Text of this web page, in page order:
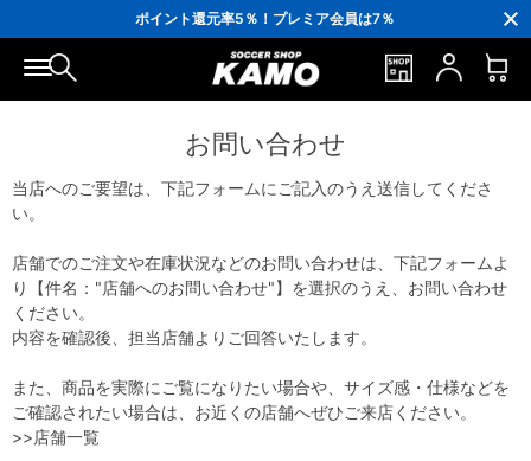
ポイント還元率5％！プレミア会員は7％
会員の方にはお誕生月に「10％OFFクーポン」プレゼント！
16,000円(税込)以上でシューズケースプレゼント！
3,300円(税込)以上で送料無料！
お問い合わせ
当店へのご要望は、下記フォームにご記入のうえ送信してくださ
い。
店舗でのご注文や在庫状況などのお問い合わせは、下記フォームよ
り【件名："店舗へのお問い合わせ"】を選択のうえ、お問い合わせ
ください。
内容を確認後、担当店舗よりご回答いたします。
また、商品を実際にご覧になりたい場合や、サイズ感・仕様などを
ご確認されたい場合は、お近くの店舗へぜひご来店ください。
>>店舗一覧